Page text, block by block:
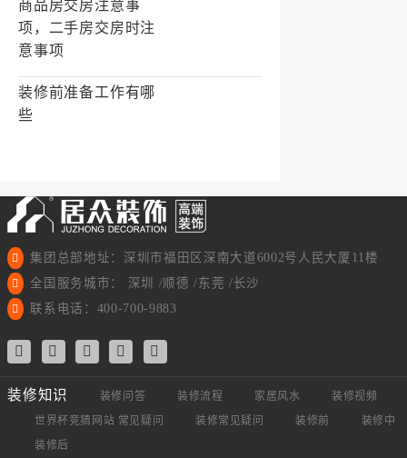
商品房交房注意事
项，二手房交房时注
意事项
装修前准备工作有哪
些
集团总部地址：深圳市福田区深南大道6002号人民大厦11楼
全国服务城市： 深圳 /顺德 /东莞 /长沙
联系电话：400-700-9883
装修知识 装修问答 装修流程 家居风水
装修视频
世界杯竞猜网站 常见疑问
装修常见疑问 装修前
装修中
装修后